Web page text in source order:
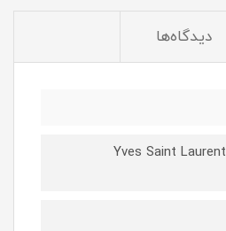
دیدگاه‌ها
این عطر مشابه بوی Yves Saint Laurent